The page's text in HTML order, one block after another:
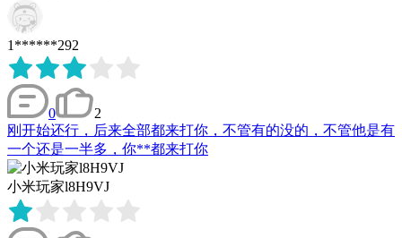
1******292
0
2
刚开始还行，后来全部都来打你，不管有的没的，不管他是有
一个还是一半多，你**都来打你
小米玩家l8H9VJ